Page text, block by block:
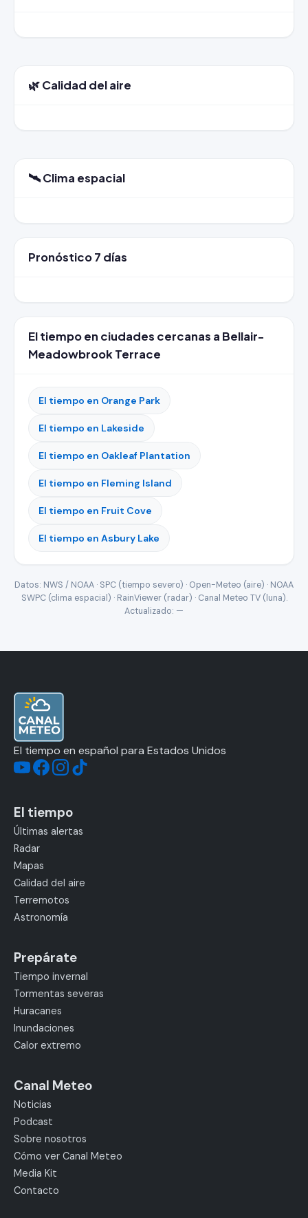
🌿 Calidad del aire
🛰️ Clima espacial
Pronóstico 7 días
El tiempo en ciudades cercanas a Bellair-
Meadowbrook Terrace
El tiempo en Orange Park
El tiempo en Lakeside
El tiempo en Oakleaf Plantation
El tiempo en Fleming Island
El tiempo en Fruit Cove
El tiempo en Asbury Lake
Datos: NWS / NOAA · SPC (tiempo severo) · Open-Meteo (aire) · NOAA
SWPC (clima espacial) · RainViewer (radar) · Canal Meteo TV (luna).
Actualizado: —
El tiempo en español para Estados Unidos
El tiempo
Últimas alertas
Radar
Mapas
Calidad del aire
Terremotos
Astronomía
Prepárate
Tiempo invernal
Tormentas severas
Huracanes
Inundaciones
Calor extremo
Canal Meteo
Noticias
Podcast
Sobre nosotros
Cómo ver Canal Meteo
Media Kit
Contacto